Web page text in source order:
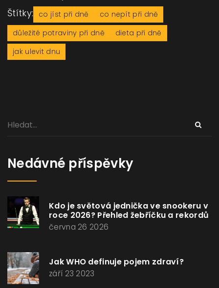
Štítky: co jíst při dně
co nepít při dně
důležité potraviny při dně
dieta při dně
jak ulevit dnu
Nedávné příspěvky
Kdo je světová jednička ve snookeru v
roce 2026? Přehled žebříčku a rekordů
června 26 2026
Jak WHO definuje pojem zdraví?
září 23 2023